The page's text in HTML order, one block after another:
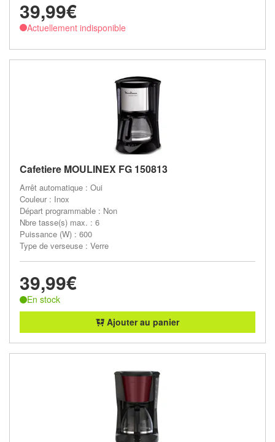
39,99€
Actuellement indisponible
Cafetiere MOULINEX FG 150813
Arrêt automatique : Oui
Couleur : Inox
Départ programmable : Non
Nbre tasse(s) max. : 6
Puissance (W) : 600
Type de verseuse : Verre
39,99€
En stock
Ajouter au panier